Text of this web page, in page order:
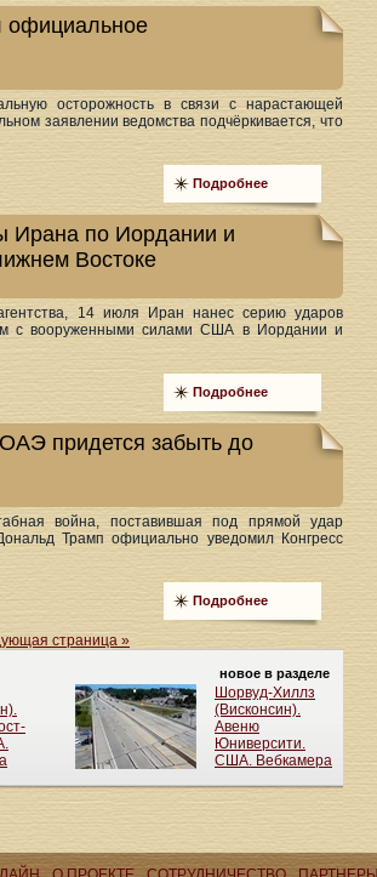
официальное
осторожность в связи с нарастающей
заявлении ведомства подчёркивается, что
Подробнее
Ирана по Иордании и
Востоке
14 июля Иран нанес серию ударов
с вооруженными силами США в Иордании и
Подробнее
придется забыть до
война, поставившая под прямой удар
Трамп официально уведомил Конгресс
Подробнее
страница »